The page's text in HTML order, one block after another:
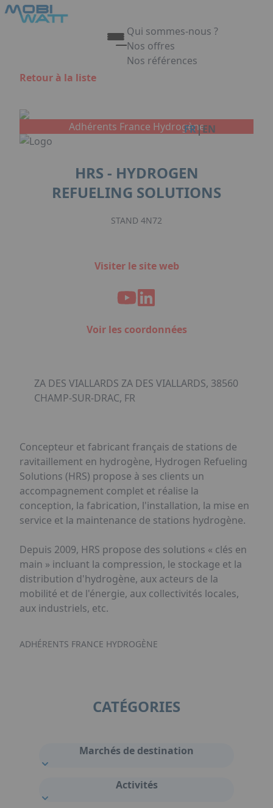
Aller au contenu principal
Qui sommes-nous ?
Nos offres
Nos références
FR|EN
Retour à la liste
Adhérents France Hydrogène
HRS - HYDROGEN
REFUELING SOLUTIONS
STAND 4N72
Visiter le site web
Voir les coordonnées
ZA DES VIALLARDS ZA DES VIALLARDS, 38560
CHAMP-SUR-DRAC, FR
Concepteur et fabricant français de stations de
ravitaillement en hydrogène, Hydrogen Refueling
Solutions (HRS) propose à ses clients un
accompagnement complet et réalise la
conception, la fabrication, l'installation, la mise en
service et la maintenance de stations hydrogène.
Depuis 2009, HRS propose des solutions « clés en
main » incluant la compression, le stockage et la
distribution d'hydrogène, aux acteurs de la
mobilité et de l'énergie, aux collectivités locales,
aux industriels, etc.
ADHÉRENTS FRANCE HYDROGÈNE
CATÉGORIES
Marchés de destination
Activités
Panneau de gestion des cookies